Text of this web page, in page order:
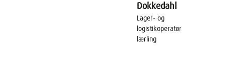
Dokkedahl
Lager- og
logistikoperatør
lærling